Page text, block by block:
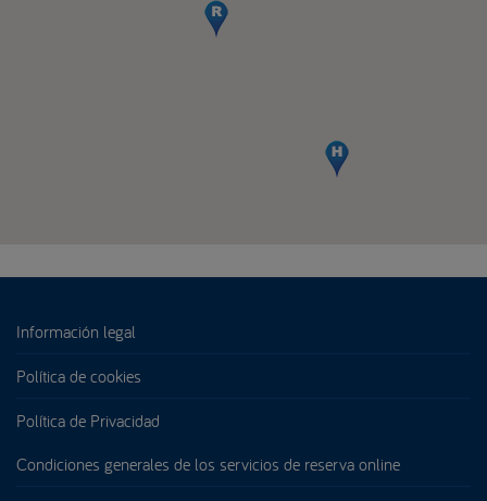
Información legal
Política de cookies
Política de Privacidad
Condiciones generales de los servicios de reserva online